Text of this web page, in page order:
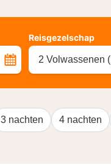
Reisgezelschap
2 Volwassenen
3 nachten 4 nachten